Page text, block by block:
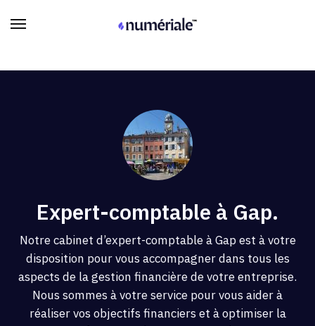
Expert-comptable à Gap.
Notre cabinet d’expert-comptable à Gap est à votre
disposition pour vous accompagner dans tous les
aspects de la gestion financière de votre entreprise.
Nous sommes à votre service pour vous aider à
réaliser vos objectifs financiers et à optimiser la